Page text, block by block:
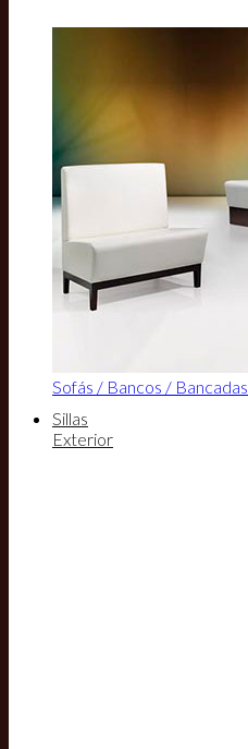
Sofás / Bancos / Bancadas
Sillas
Exterior